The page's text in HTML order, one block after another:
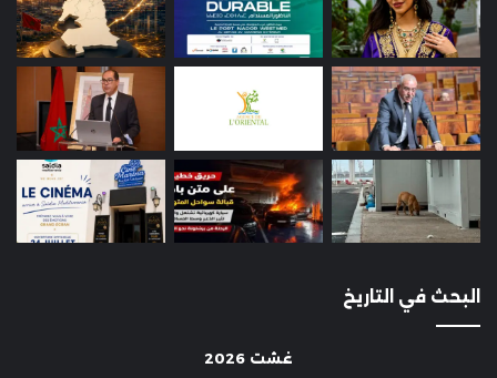
البحث في التاريخ
غشت 2026